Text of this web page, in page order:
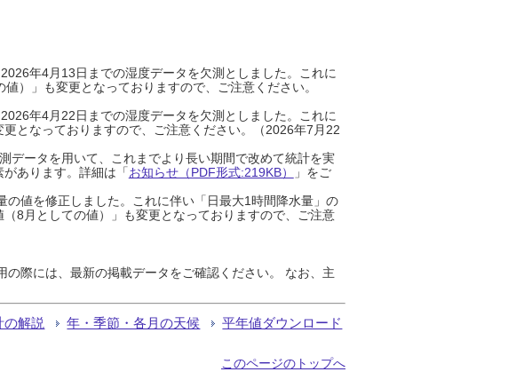
年4月13日までの湿度データを欠測としました。これに
）」も変更となっておりますので、ご注意ください。
年4月22日までの湿度データを欠測としました。これに
となっておりますので、ご注意ください。（2026年7月22
データを用いて、これまでより長い期間で改めて統計を実
あります。詳細は「お知らせ（PDF形式:219KB）
」をご
値を修正しました。これに伴い「日最大1時間降水量」の
8月としての値）」も変更となっておりますので、ご注意
際には、最新の掲載データをご確認ください。 なお、主
の解説 年・季節・各月の天候 平年値ダウンロード
このページのトップへ